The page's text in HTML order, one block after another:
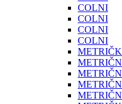
COLNI
COLNI
COLNI
COLNI